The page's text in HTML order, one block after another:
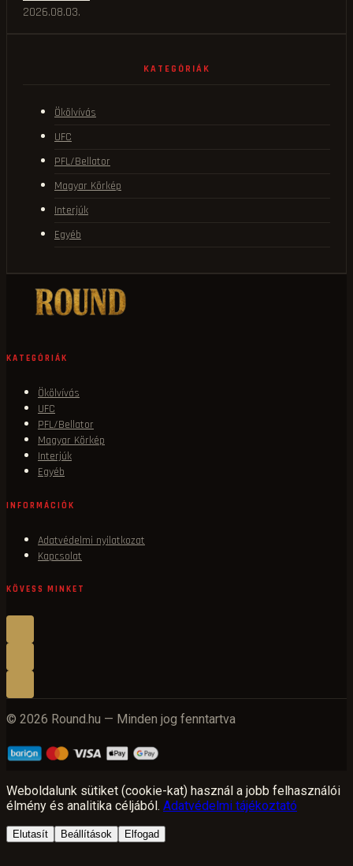
2026.08.03.
KATEGÓRIÁK
Ökölvívás
UFC
PFL/Bellator
Magyar Körkép
Interjúk
Egyéb
KATEGÓRIÁK
Ökölvívás
UFC
PFL/Bellator
Magyar Körkép
Interjúk
Egyéb
INFORMÁCIÓK
Adatvédelmi nyilatkozat
Kapcsolat
KÖVESS MINKET
© 2026 Round.hu — Minden jog fenntartva
Weboldalunk sütiket (cookie-kat) használ a jobb felhasználói
élmény és analitika céljából. Adatvédelmi tájékoztató
Elutasít Beállítások Elfogad